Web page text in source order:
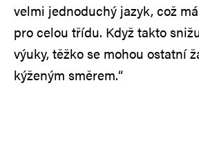
velmi jednoduchý jazyk, což
pro celou třídu. Když takto
výuky, těžko se mohou ostatní
kýženým směrem.“